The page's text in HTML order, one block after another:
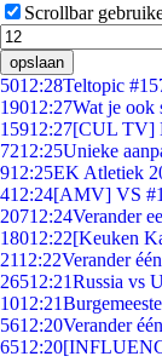
Scrollbar
opslaan
5012:28Teltopic
19012:27Wat je ook
15912:27[CUL TV]
7212:25Unieke
912:25EK Atletiek
412:24[AMV] VS
20712:24Verander
18012:22[Keuken
2112:22Verander
26512:21Russia vs
1012:21
5612:20Verander
6512:20